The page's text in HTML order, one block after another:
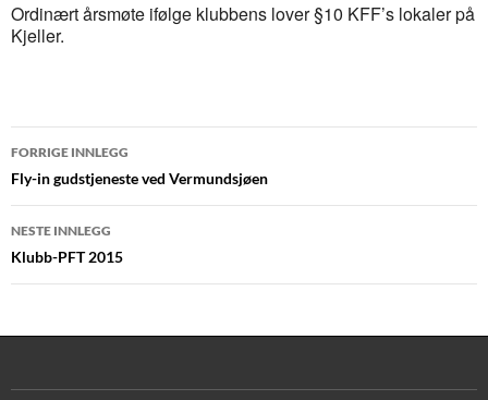
Ordinært årsmøte ifølge klubbens lover §10 KFF’s lokaler på
Kjeller.
Innleggsnavigasjon
FORRIGE INNLEGG
Fly-in gudstjeneste ved Vermundsjøen
NESTE INNLEGG
Klubb-PFT 2015